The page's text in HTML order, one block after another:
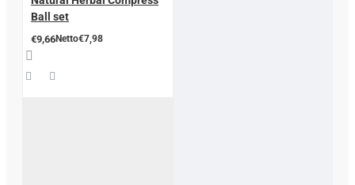
Ball set
€9,66Netto€7,98